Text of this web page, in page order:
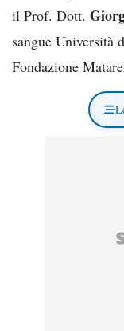
il Prof. Dott.
sangue
Fondazione